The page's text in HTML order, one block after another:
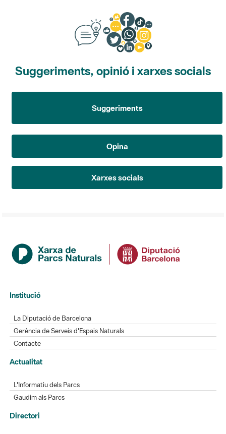
Suggeriments, opinió i xarxes socials
Suggeriments
Opina
Xarxes socials
Institució
La Diputació de Barcelona
Gerència de Serveis d'Espais Naturals
Contacte
Actualitat
L'Informatiu dels Parcs
Gaudim als Parcs
Directori